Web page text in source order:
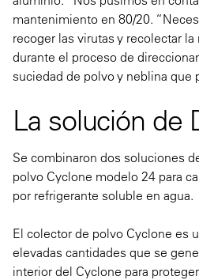
mantenimiento en 80/20.
recoger las virutas y recolectar
durante el proceso de
suciedad de polvo y neblina que
La solución de
Se combinaron dos soluciones
polvo Cyclone modelo 24 para
por refrigerante soluble en agua.
El colector de polvo Cyclone es
elevadas cantidades que se
interior del Cyclone para